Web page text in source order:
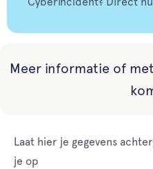
Meer informatie of
Leave
this
Laat hier je gegevens
je op